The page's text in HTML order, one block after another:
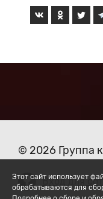
© 2026 Группа
Вход для
Этот сайт использует
обрабатываются для